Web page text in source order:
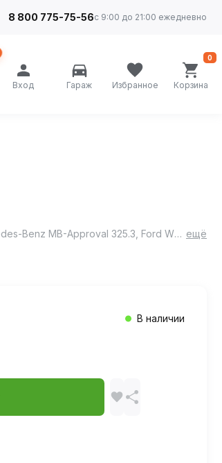
8 800 775-75-56с 9:00 до 21:00 ежедневно
Вход Гараж Избранное Корзина
0
Соответствие стандартам: ASTM D3306, SAE J 1034, BS 6580, NFR 15-601, KSM 2142 Спецификации: VAG TL 774-D (G12) / TL 774-F (G12+), Mercedes-Benz MB-Approval 325.3, Ford WSSM97B44-D, GM Chevrolet, GM 6277M, Opel GMW 3420, Great Wall (GWM), HAVAL, Renault-Nissan 41-01-001/--S Type D, АВТОВАЗ, Mitsubishi MHI, Liebherr MD1-36-130, Deutz, Caterpillar, Cummins CES 14439 / IS N14, Isuzu, Komatsu 07.892, MTU, MAN 324 Typ SNF, DAF 74002, Renault Trucks, Volvo Penta/Trucks/Bus/Construction, КАМАЗ, ЛиАЗ. ещё
В наличии